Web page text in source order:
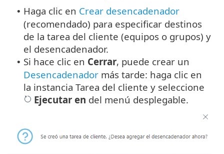
• Haga clic en Crear desencadenador
(recomendado) para especificar destinos
de la tarea del cliente (equipos o grupos) y
el desencadenador.
• Si hace clic en Cerrar, puede crear un
Desencadenador más tarde: haga clic en
la instancia Tarea del cliente y seleccione
Ejecutar en del menú desplegable.